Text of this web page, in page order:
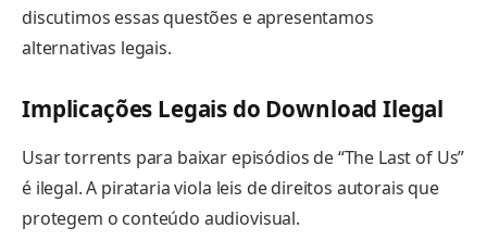
discutimos essas questões e apresentamos
alternativas legais.
Implicações Legais do Download Ilegal
Usar torrents para baixar episódios de “The Last of Us”
é ilegal. A pirataria viola leis de direitos autorais que
protegem o conteúdo audiovisual.